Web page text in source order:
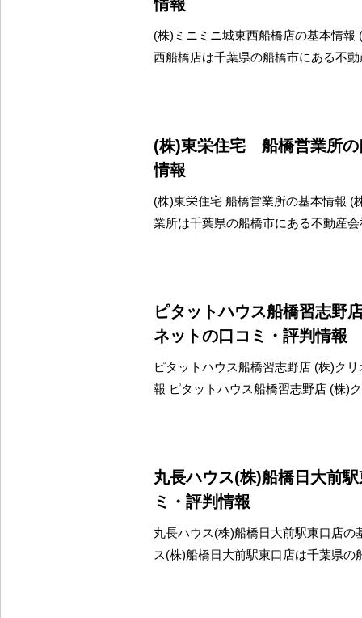
情報
(株)ミニミニ城東西船橋店の基本情報
西船橋店は千葉県の船橋市にある不
(株)東栄住宅 船橋営業所の
情報
(株)東栄住宅 船橋営業所の基本情報 (
業所は千葉県の船橋市にある不動産
ピタットハウス船橋習志野
ネットの口コミ・評判情報
ピタットハウス船橋習志野店 (株)ク
報 ピタットハウス船橋習志野店 (株)
丸長ハウス(株)船橋日大前
ミ・評判情報
丸長ハウス(株)船橋日大前駅東口店の
ス(株)船橋日大前駅東口店は千葉県の